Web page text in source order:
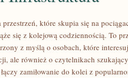
które skupia się na
się z kolejową codziennością. To
z myślą o osobach, które
ale również o czytelnikach
zamiłowanie do kolei z